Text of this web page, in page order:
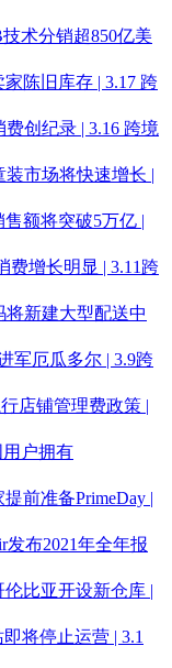
术分销超850亿美
陈旧库存 | 3.17 跨
创纪录 | 3.16 跨境
市场将快速增长 |
额将突破5万亿 |
费增长明显 | 3.11跨
将新建大型配送中
军厄瓜多尔 | 3.9跨
店铺管理费政策 |
用户拥有
前准备PrimeDay |
发布2021年全年报
比亚开设新仓库 |
将停止运营 | 3.1